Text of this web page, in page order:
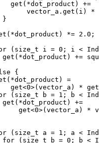
get(*dot_product) +=
vector_a.get(i)
}
*= 2.0;
(size_t i = 0; i <
+=
{
=
get<0>(vector_a) *
(size_t b = 1; b <
+=
get<0>(vector_a) *
(size_t a = 1; a <
(size_t b = 0; b <